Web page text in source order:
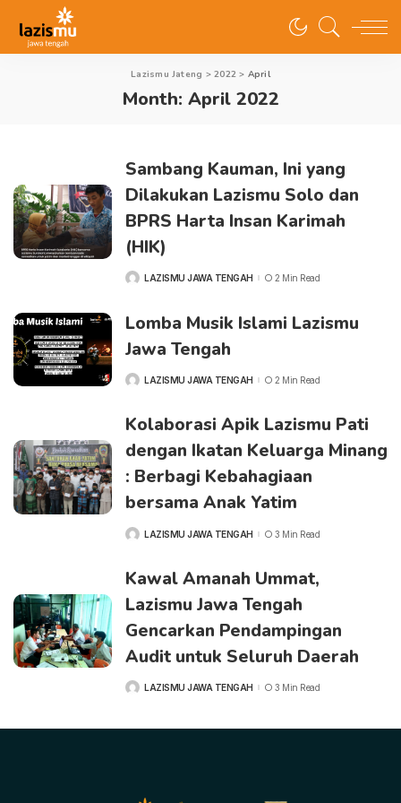
Lazismu Jateng >2022> April
Month: April 2022
Sambang Kauman, Ini yang
Dilakukan Lazismu Solo dan
BPRS Harta Insan Karimah
(HIK)
POSTEDLAZISMU JAWA TENGAH 2 Min Read
Lomba Musik Islami Lazismu
Jawa Tengah
POSTEDLAZISMU JAWA TENGAH 2 Min Read
Kolaborasi Apik Lazismu Pati
dengan Ikatan Keluarga Minang
: Berbagi Kebahagiaan
bersama Anak Yatim
POSTEDLAZISMU JAWA TENGAH 3 Min Read
Kawal Amanah Ummat,
Lazismu Jawa Tengah
Gencarkan Pendampingan
Audit untuk Seluruh Daerah
POSTEDLAZISMU JAWA TENGAH 3 Min Read